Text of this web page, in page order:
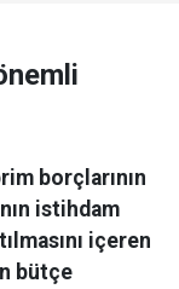
borçlarının
istihdam
içeren
bütçe